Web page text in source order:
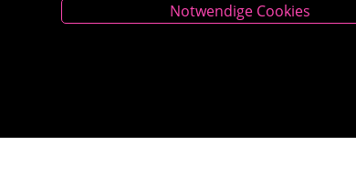
Notwendige Cookies